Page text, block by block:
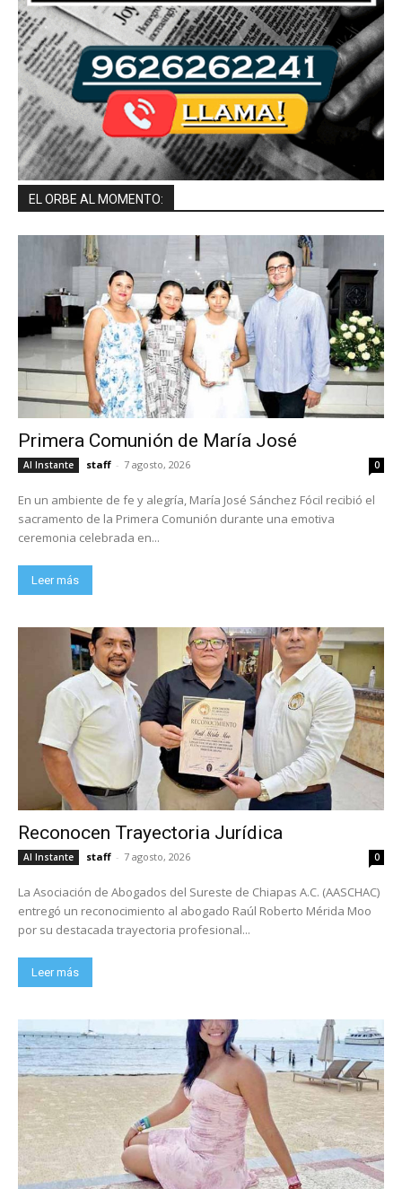
EL ORBE AL MOMENTO:
Primera Comunión de María José
Al Instante staff - 7 agosto, 2026 0
En un ambiente de fe y alegría, María José Sánchez Fócil recibió el
sacramento de la Primera Comunión durante una emotiva
ceremonia celebrada en...
Leer más
Reconocen Trayectoria Jurídica
Al Instante staff - 7 agosto, 2026 0
La Asociación de Abogados del Sureste de Chiapas A.C. (AASCHAC)
entregó un reconocimiento al abogado Raúl Roberto Mérida Moo
por su destacada trayectoria profesional...
Leer más